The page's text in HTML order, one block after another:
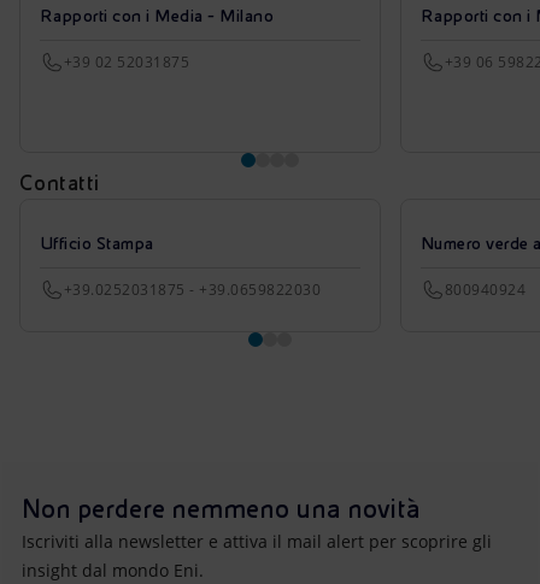
Rapporti con i Media - Milano
+39 02 52031875
Rapporti con i
+39 06
Contatti
Ufficio Stampa
+39.0252031875 - +39.0659822030
Numero verde
800940924
Non perdere nemmeno una novità
Iscriviti alla newsletter e attiva il mail alert per scoprire gli
insight dal mondo Eni.